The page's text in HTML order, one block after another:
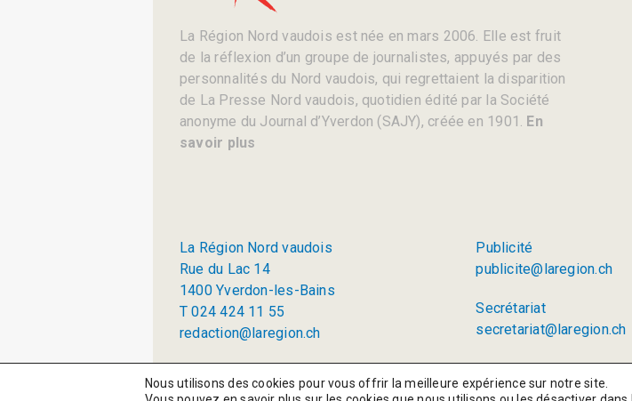
La Région Nord vaudois est née en mars 2006. Elle est fruit
de la réflexion d’un groupe de journalistes, appuyés par des
personnalités du Nord vaudois, qui regrettaient la disparition
de La Presse Nord vaudois, quotidien édité par la Société
anonyme du Journal d’Yverdon (SAJY), créée en 1901. En
savoir plus
La Région Nord vaudois
Rue du Lac 14
1400 Yverdon-les-Bains
T 024 424 11 55
redaction@laregion.ch
Publicité
publicite@laregion.ch
Secrétariat
secretariat@laregion.ch
Nous utilisons des cookies pour vous offrir la meilleure expérience sur notre site.